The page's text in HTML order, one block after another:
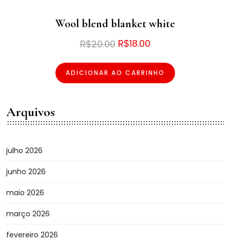
Wool blend blanket white
R$20.00 O
preço
original
R$18.00O
preço
atual
ADICIONAR AO CARRINHO
Arquivos
julho 2026
junho 2026
maio 2026
março 2026
fevereiro 2026